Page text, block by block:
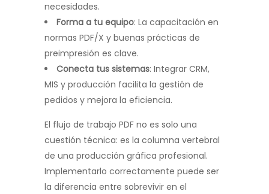
necesidades.
Forma a tu equipo: La capacitación en
normas PDF/X y buenas prácticas de
preimpresión es clave.
Conecta tus sistemas: Integrar CRM,
MIS y producción facilita la gestión de
pedidos y mejora la eficiencia.
El flujo de trabajo PDF no es solo una
cuestión técnica: es la columna vertebral
de una producción gráfica profesional.
Implementarlo correctamente puede ser
la diferencia entre sobrevivir en el